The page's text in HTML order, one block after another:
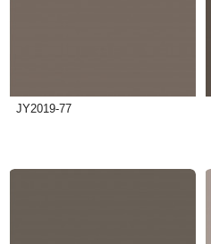
JY2019-77